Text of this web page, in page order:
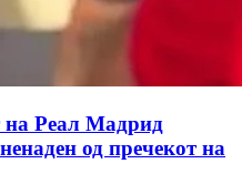
на Реал Мадрид
од пречекот на